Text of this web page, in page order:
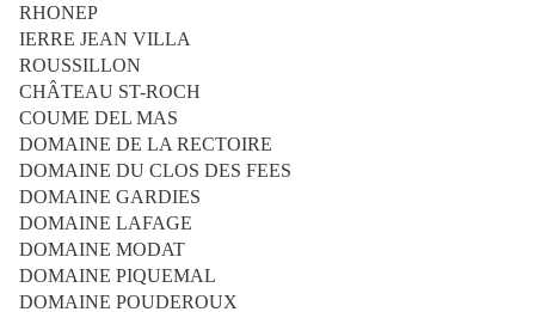
RHONEP
IERRE JEAN VILLA
ROUSSILLON
CHÂTEAU ST-­ROCH
COUME DEL MAS
DOMAINE DE LA RECTOIRE
DOMAINE DU CLOS DES FEES
DOMAINE GARDIES
DOMAINE LAFAGE
DOMAINE MODAT
DOMAINE PIQUEMAL
DOMAINE POUDEROUX